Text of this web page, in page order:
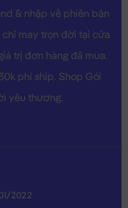
& nhập về phiên bản
chỉ may trọn đời tại cửa
trị đơn hàng đã mua.
phí ship. Shop Gói
yêu thương.
2022